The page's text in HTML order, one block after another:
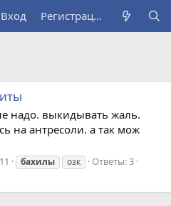
Вход Регистрация
надо. выкидывать жаль.
на антресоли. а так мож
бахилы озк
Ответы: 3